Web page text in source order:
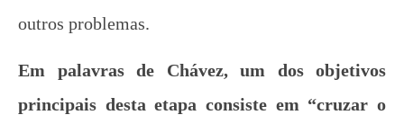
outros problemas.
Em palavras de Chávez, um dos objetivos
principais desta etapa consiste em “cruzar o